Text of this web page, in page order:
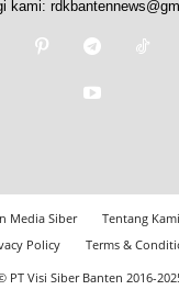
kami:
Media Siber Tentang Kami
Policy
Terms &
PT Visi Siber Banten 2016-